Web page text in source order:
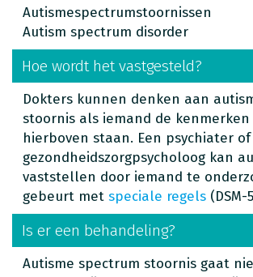
Autismespectrumstoornissen
Autism spectrum disorder
Hoe wordt het vastgesteld?
Dokters kunnen denken aan
stoornis als iemand de
hierboven staan. Een psychiater of
gezondheidszorgpsycholoog kan
vaststellen door iemand te
gebeurt met speciale regels (DSM-
Is er een behandeling?
Autisme spectrum stoornis gaat